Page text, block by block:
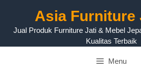
Asia Furniture
Jual Produk Furniture Jati & Mebel
Kualitas Terbaik
Menu